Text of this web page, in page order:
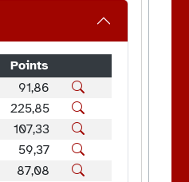
Points
91,86
225,85
107,33
59,37
87,08